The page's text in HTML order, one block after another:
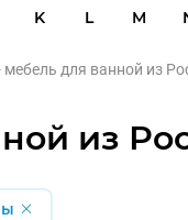
K L M
для ванной из
из